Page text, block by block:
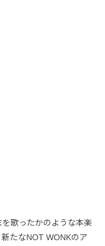
歌ったかのような本楽
たなNOT WONKのア